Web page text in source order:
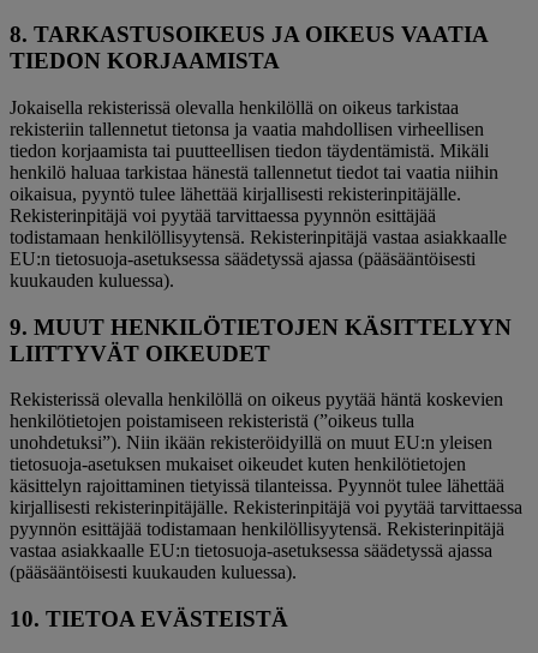
8. TARKASTUSOIKEUS JA OIKEUS VAATIA
TIEDON KORJAAMISTA
Jokaisella rekisterissä olevalla henkilöllä on oikeus tarkistaa
rekisteriin tallennetut tietonsa ja vaatia mahdollisen virheellisen
tiedon korjaamista tai puutteellisen tiedon täydentämistä. Mikäli
henkilö haluaa tarkistaa hänestä tallennetut tiedot tai vaatia niihin
oikaisua, pyyntö tulee lähettää kirjallisesti rekisterinpitäjälle.
Rekisterinpitäjä voi pyytää tarvittaessa pyynnön esittäjää
todistamaan henkilöllisyytensä. Rekisterinpitäjä vastaa asiakkaalle
EU:n tietosuoja-asetuksessa säädetyssä ajassa (pääsääntöisesti
kuukauden kuluessa).
9. MUUT HENKILÖTIETOJEN KÄSITTELYYN
LIITTYVÄT OIKEUDET
Rekisterissä olevalla henkilöllä on oikeus pyytää häntä koskevien
henkilötietojen poistamiseen rekisteristä (”oikeus tulla
unohdetuksi”). Niin ikään rekisteröidyillä on muut EU:n yleisen
tietosuoja-asetuksen mukaiset oikeudet kuten henkilötietojen
käsittelyn rajoittaminen tietyissä tilanteissa. Pyynnöt tulee lähettää
kirjallisesti rekisterinpitäjälle. Rekisterinpitäjä voi pyytää tarvittaessa
pyynnön esittäjää todistamaan henkilöllisyytensä. Rekisterinpitäjä
vastaa asiakkaalle EU:n tietosuoja-asetuksessa säädetyssä ajassa
(pääsääntöisesti kuukauden kuluessa).
10. TIETOA EVÄSTEISTÄ